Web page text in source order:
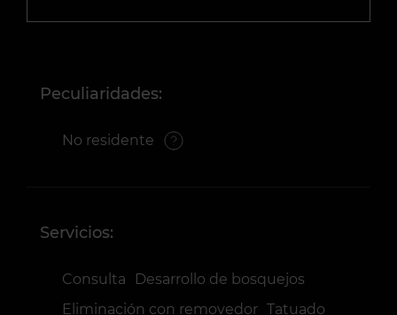
Peculiaridades:
No residente
Servicios:
Consulta
Desarrollo de bosquejos
Eliminación con removedor Tatuado